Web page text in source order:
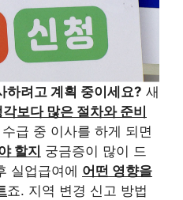
하려고 계획 중이세요? 새
각보다 많은 절차와 준비
급 중 이사를 하게 되면
할지 궁금증이 많이 드
실업급여에 어떤 영향을
죠. 지역 변경 신고 방법